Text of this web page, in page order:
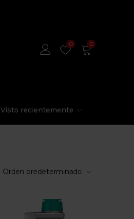
0 0
Visto recientemente
Orden predeterminado